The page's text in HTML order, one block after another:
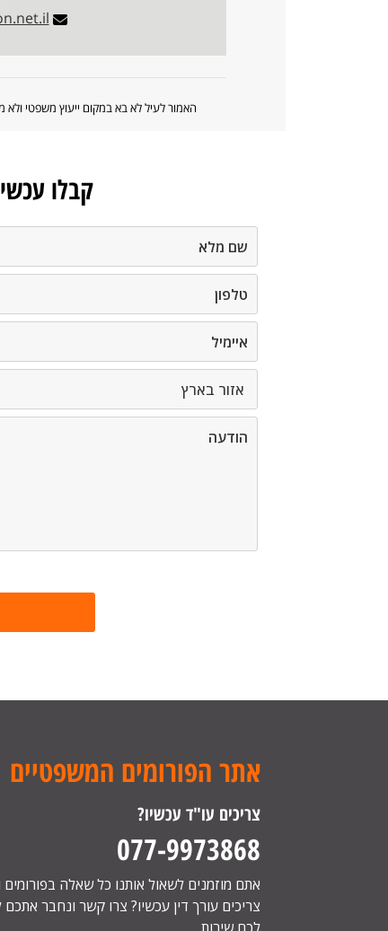
האמור לעיל לא בא במקום ייעוץ משפטי
קבלו
אתר הפורומים המשפטיים
צריכים עו"ד עכשיו?
077-9973868
אתם מוזמנים לשאול אותנו כל שאלה
צריכים עורך דין עכשיו? צרו קשר ונחבר אתכם